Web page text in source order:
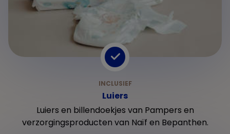
Luiers
Luiers en billendoekjes van Pampers en
verzorgingsproducten van Naïf en Bepanthen.